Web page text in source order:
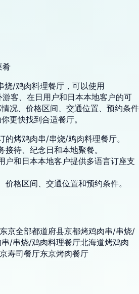
肴
烧/鸡肉料理餐厅，可以使用
客、在日用户和日本本地客户的可
况、价格区间、交通位置、预约条件
更快找到合适餐厅。
的烤鸡肉串/串烧/鸡肉料理餐厅。
接待、纪念日和本地聚餐。
户和日本本地客户提供多语言订座支
价格区间、交通位置和预约条件。
东京全部都道府县京都烤鸡肉串/串烧/
/串烧/鸡肉料理餐厅北海道烤鸡肉
寿司餐厅东京烤肉餐厅